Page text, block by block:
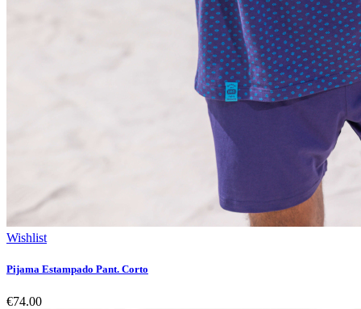
Wishlist
Pijama Estampado Pant. Corto
€74.00